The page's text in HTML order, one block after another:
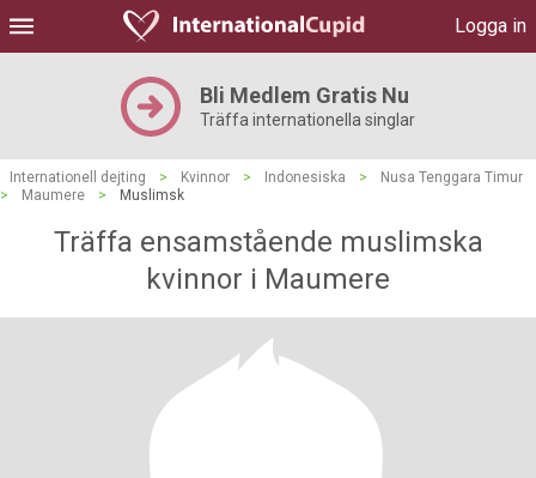
Logga in
Bli Medlem Gratis Nu
Träffa internationella singlar
Internationell dejting > Kvinnor > Indonesiska >
Nusa Tenggara Timur
>
Maumere > Muslimsk
Träffa ensamstående muslimska
kvinnor i Maumere